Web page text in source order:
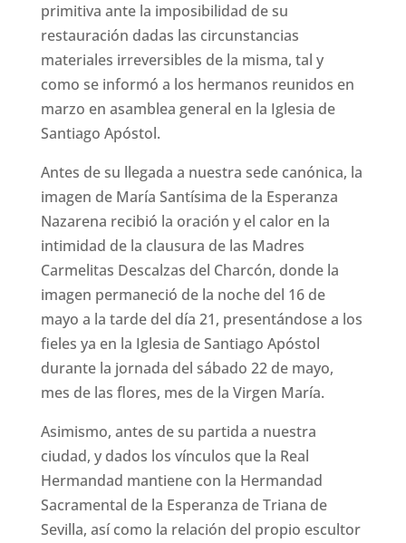
primitiva ante la imposibilidad de su
restauración dadas las circunstancias
materiales irreversibles de la misma, tal y
como se informó a los hermanos reunidos en
marzo en asamblea general en la Iglesia de
Santiago Apóstol.
Antes de su llegada a nuestra sede canónica, la
imagen de María Santísima de la Esperanza
Nazarena recibió la oración y el calor en la
intimidad de la clausura de las Madres
Carmelitas Descalzas del Charcón, donde la
imagen permaneció de la noche del 16 de
mayo a la tarde del día 21, presentándose a los
fieles ya en la Iglesia de Santiago Apóstol
durante la jornada del sábado 22 de mayo,
mes de las flores, mes de la Virgen María.
Asimismo, antes de su partida a nuestra
ciudad, y dados los vínculos que la Real
Hermandad mantiene con la Hermandad
Sacramental de la Esperanza de Triana de
Sevilla, así como la relación del propio escultor